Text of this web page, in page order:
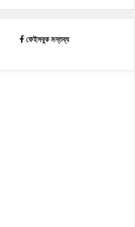
ফেইসবুক মন্তব্য